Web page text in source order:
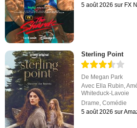
5 août 2026 sur FX
Sterling Point
De Megan Park
Avec Ella Rubin,
Whiteduck-Lavoie
Drame,Comédie
5 août 2026 sur